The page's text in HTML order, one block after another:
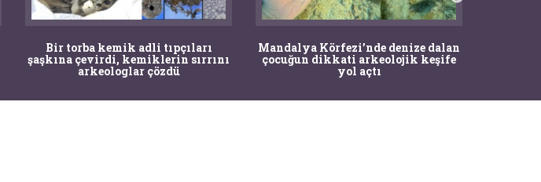
Bir torba kemik adli tıpçıları
şaşkına çevirdi, kemiklerin sırrını
arkeologlar çözdü
Mandalya Körfezi’nde denize dalan
çocuğun dikkati arkeolojik keşife
yol açtı